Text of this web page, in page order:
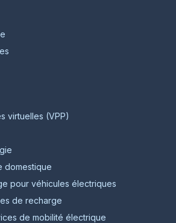
virtuelles (VPP)
domestique
pour véhicules électriques
de recharge
de mobilité électrique